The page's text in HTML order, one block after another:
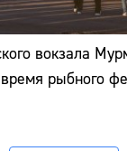
вокзала
рыбного